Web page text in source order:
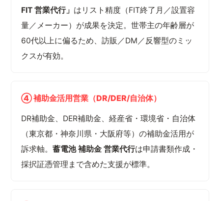
FIT 営業代行」 はリスト精度（FIT終了月／設置容
量／メーカー）が成果を決定。世帯主の年齢層が
60代以上に偏るため、訪販／DM／反響型のミッ
クスが有効。
④ 補助金活用営業（DR/DER/自治体）
DR補助金、DER補助金、経産省・環境省・自治体
（東京都・神奈川県・大阪府等）の補助金活用が
訴求軸。蓄電池 補助金 営業代行は申請書類作成・
採択証憑管理まで含めた支援が標準。